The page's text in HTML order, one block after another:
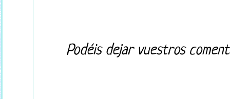
Podéis dejar vuestros